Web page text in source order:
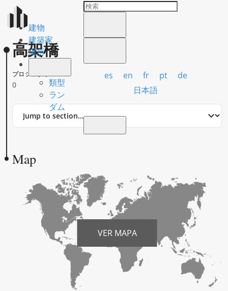
建物
建築家
場所
類型
ラン
ダム
es en fr pt
de
日本語
高架橋
プロジェクト
0
Jump
Map
VER MAPA